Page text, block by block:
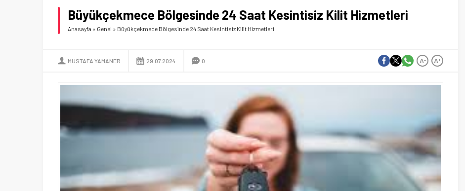
Büyükçekmece Bölgesinde 24 Saat Kesintisiz Kilit Hizmetleri
Anasayfa » Genel » Büyükçekmece Bölgesinde 24 Saat Kesintisiz Kilit Hizmetleri
MUSTAFA YAMANER 29.07.2024 0 A+
A-